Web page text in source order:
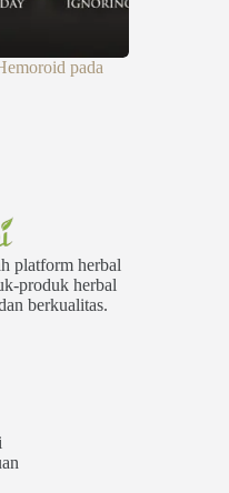
pada
platform herbal
produk herbal
berkualitas.